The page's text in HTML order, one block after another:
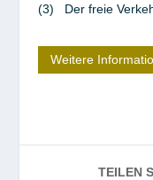
(3) Der freie
Weitere
TEILEN